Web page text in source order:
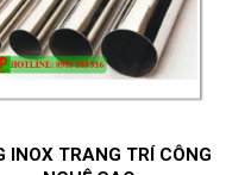
INOX TRANG TRÍ CÔNG